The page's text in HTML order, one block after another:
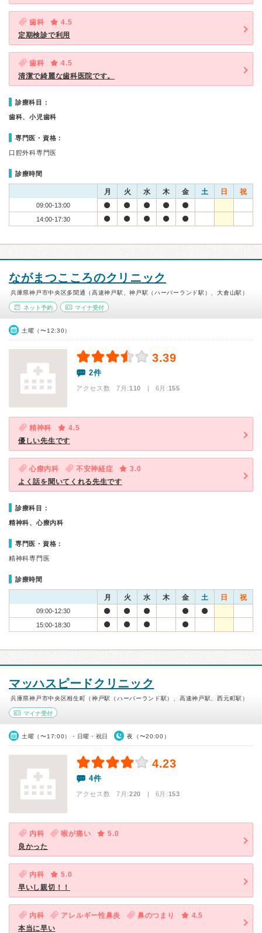
歯科
4.5
定期検診で利用
歯科
4.5
清潔で綺麗な歯科医院です。
診療科目：
歯科、小児歯科
専門医・資格：
口腔外科専門医
診療時間
月 火 水 木 金 土 日 祝
09:00-13:00
14:00-17:30
ながまつこころのクリニック
兵庫県神戸市中央区多聞通（高速神戸駅、神戸駅（ハーバーランド駅）、大倉山駅）
ネット予約 マイナ受付
土曜（〜12:30）
3.39
2件
アクセス数 7月:110 | 6月:155
精神科
4.5
優しい先生です
心療内科 不安神経症
3.0
よく話を聞いてくれる先生です
診療科目：
精神科、心療内科
専門医・資格：
精神科専門医
診療時間
月 火 水 木 金 土 日 祝
09:00-12:30
15:00-18:30
マッハスピードクリニック
兵庫県神戸市中央区相生町（神戸駅（ハーバーランド駅）、高速神戸駅、西元町駅）
マイナ受付
土曜（〜17:00）・日曜・祝日 夜（〜20:00）
4.23
4件
アクセス数 7月:220 | 6月:153
内科 喉が痛い
5.0
良かった
内科
5.0
早いし親切！！
内科 アレルギー性鼻炎 鼻のつまり
4.5
本当に早い